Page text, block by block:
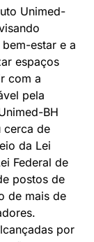
Unimed-
estar e a
espaços
com a
pela
BH
cerca de
da Lei
Federal de
postos de
de mais de
por